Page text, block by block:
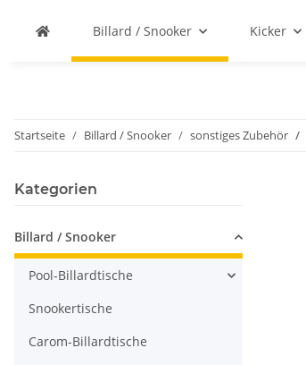
Billard / Snooker Kicker
Startseite Billard / Snooker sonstiges Zubehör
Kategorien
Billard / Snooker
Pool-Billardtische
Snookertische
Carom-Billardtische